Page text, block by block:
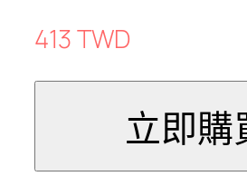
413 TWD